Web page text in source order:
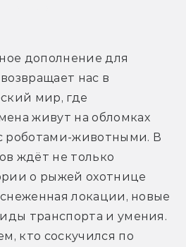
возвращает нас в
мир, где
живут на обломках
роботами-животными. В
ждёт не только
о рыжей охотнице
локации, новые
транспорта и умения.
кто соскучился по